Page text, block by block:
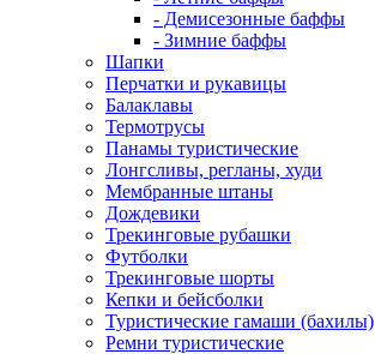
- Демисезонные баффы
- Зимние баффы
Шапки
Перчатки и рукавицы
Балаклавы
Термотрусы
Панамы туристические
Лонгсливы, регланы, худи
Мембранные штаны
Дождевики
Трекинговые рубашки
Футболки
Трекинговые шорты
Кепки и бейсболки
Туристические гамаши (бахилы)
Ремни туристические